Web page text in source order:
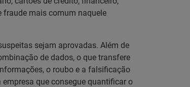
fraude mais comum naquele
sejam aprovadas. Além de
de dados, o que transfere
o roubo e a falsificação
que consegue quantificar o